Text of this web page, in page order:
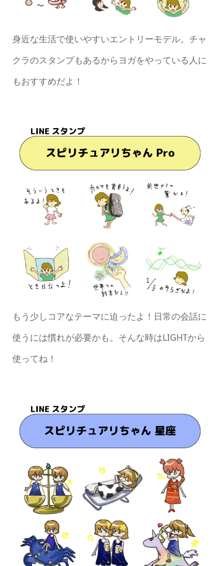
身近な生活で使いやすいエントリーモデル。チャ
クラのスタンプもあるからヨガをやっている人に
もおすすめだよ！
もう少しコアなテーマに迫ったよ！日常の会話に
使うには慣れが必要かも。そんな時はLIGHTから
使ってね！